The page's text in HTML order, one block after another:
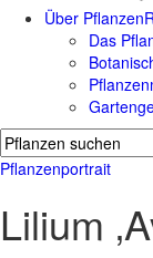
Über
Das
Pflanzenportrait
Lilium